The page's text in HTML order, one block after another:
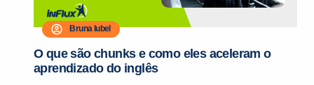
Bruna Iubel
O que são chunks e como eles aceleram o
aprendizado do inglês